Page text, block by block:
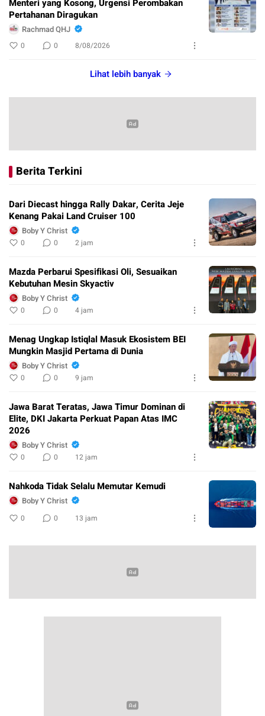
Menteri yang Kosong, Urgensi Perombakan
Pertahanan Diragukan
Rachmad QHJ
0 0 8/08/2026
Lihat lebih banyak
Berita Terkini
Dari Diecast hingga Rally Dakar, Cerita Jeje
Kenang Pakai Land Cruiser 100
Boby Y Christ
0 0 2 jam
Mazda Perbarui Spesifikasi Oli, Sesuaikan
Kebutuhan Mesin Skyactiv
Boby Y Christ
0 0 4 jam
Menag Ungkap Istiqlal Masuk Ekosistem BEI
Mungkin Masjid Pertama di Dunia
Boby Y Christ
0 0 9 jam
Jawa Barat Teratas, Jawa Timur Dominan di
Elite, DKI Jakarta Perkuat Papan Atas IMC
2026
Boby Y Christ
0 0 12 jam
Nahkoda Tidak Selalu Memutar Kemudi
Boby Y Christ
0 0 13 jam